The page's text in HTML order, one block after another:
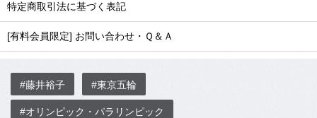
特定商取引法に基づく表記
[有料会員限定] お問い合わせ・Ｑ＆Ａ
#藤井裕子 #東京五輪
#オリンピック・パラリンピック